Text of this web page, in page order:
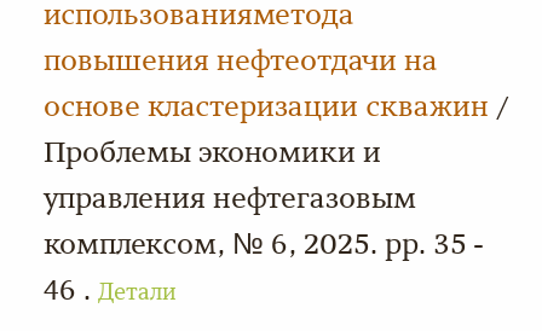
использованияметода
повышения нефтеотдачи на
основе кластеризации скважин /
Проблемы экономики и
управления нефтегазовым
комплексом, № 6, 2025. pp. 35 -
46 . Детали